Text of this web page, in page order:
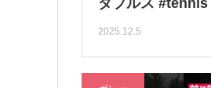
ダブルス #tennis
2025.12.5